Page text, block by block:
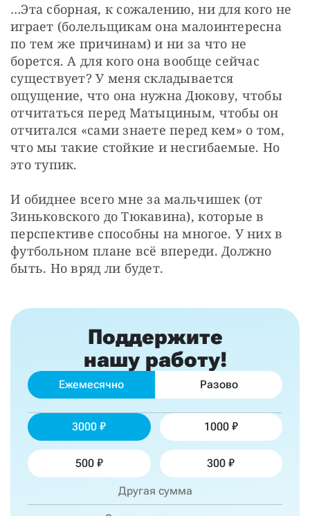
…Эта сборная, к сожалению, ни для кого не
играет (болельщикам она малоинтересна
по тем же причинам) и ни за что не
борется. А для кого она вообще сейчас
существует? У меня складывается
ощущение, что она нужна Дюкову, чтобы
отчитаться перед Матыциным, чтобы он
отчитался «сами знаете перед кем» о том,
что мы такие стойкие и несгибаемые. Но
это тупик.
И обиднее всего мне за мальчишек (от
Зиньковского до Тюкавина), которые в
перспективе способны на многое. У них в
футбольном плане всё впереди. Должно
быть. Но вряд ли будет.
Поддержите
нашу работу!
Ежемесячно Разово
3000 1000
500 300